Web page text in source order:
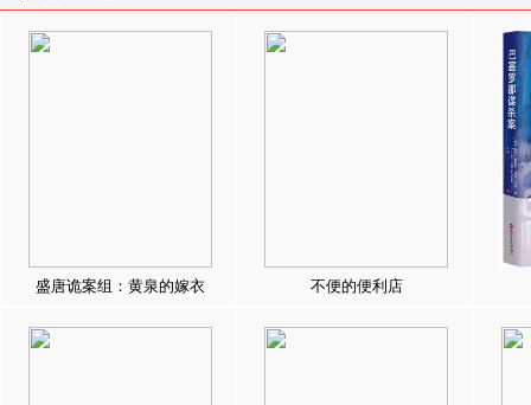
盛唐诡案组：黄泉的嫁衣 不便的便利店